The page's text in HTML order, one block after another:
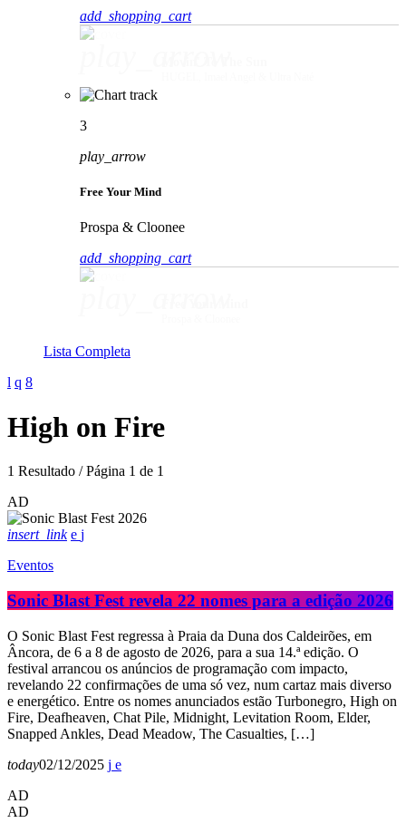
add_shopping_cart
3
play_arrow
Free Your Mind
Prospa & Cloonee
add_shopping_cart
Lista Completa
High on Fire
1 Resultado / Página 1 de 1
AD
insert_link
Eventos
Sonic Blast Fest revela 22 nomes para a edição 2026
O Sonic Blast Fest regressa à Praia da Duna dos Caldeirões, em
Âncora, de 6 a 8 de agosto de 2026, para a sua 14.ª edição. O
festival arrancou os anúncios de programação com impacto,
revelando 22 confirmações de uma só vez, num cartaz mais diverso
e energético. Entre os nomes anunciados estão Turbonegro, High on
Fire, Deafheaven, Chat Pile, Midnight, Levitation Room, Elder,
Snapped Ankles, Dead Meadow, The Casualties, […]
today02/12/2025
AD
AD